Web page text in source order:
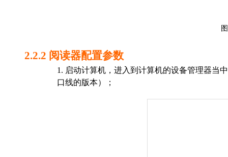
图
2.2.2 阅读器配置参数
1. 启动计算机，进入到计算机的设备管理器当
口线的版本）
；